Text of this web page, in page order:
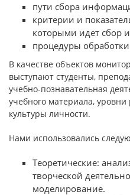
пути сбора
критерии и
которыми идет сбор
процедуры
В качестве объектов
выступают студенты,
учебно-познавательная
учебного материала,
культуры личности.
Нами использовались
Теоретические:
творческой
моделирование.